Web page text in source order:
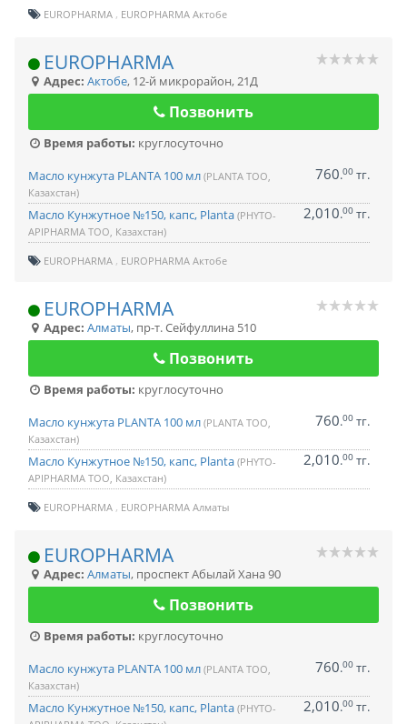
EUROPHARMA EUROPHARMA Актобе
EUROPHARMA
Адрес: Актобе, 12-й микрорайон, 21Д
Позвонить
Время работы: круглосуточно
Масло кунжута PLANTA 100 мл (PLANTA ТОО,
Казахстан)
760.00 тг.
Масло Кунжутное №150, капс, Planta (PHYTO-
APIPHARMA ТОО, Казахстан)
2,010.00 тг.
EUROPHARMA EUROPHARMA Актобе
EUROPHARMA
Адрес: Алматы, пр-т. Сейфуллина 510
Позвонить
Время работы: круглосуточно
Масло кунжута PLANTA 100 мл (PLANTA ТОО,
Казахстан)
760.00 тг.
Масло Кунжутное №150, капс, Planta (PHYTO-
APIPHARMA ТОО, Казахстан)
2,010.00 тг.
EUROPHARMA EUROPHARMA Алматы
EUROPHARMA
Адрес: Алматы, проспект Абылай Хана 90
Позвонить
Время работы: круглосуточно
Масло кунжута PLANTA 100 мл (PLANTA ТОО,
Казахстан)
760.00 тг.
Масло Кунжутное №150, капс, Planta (PHYTO-
2,010.00 тг.